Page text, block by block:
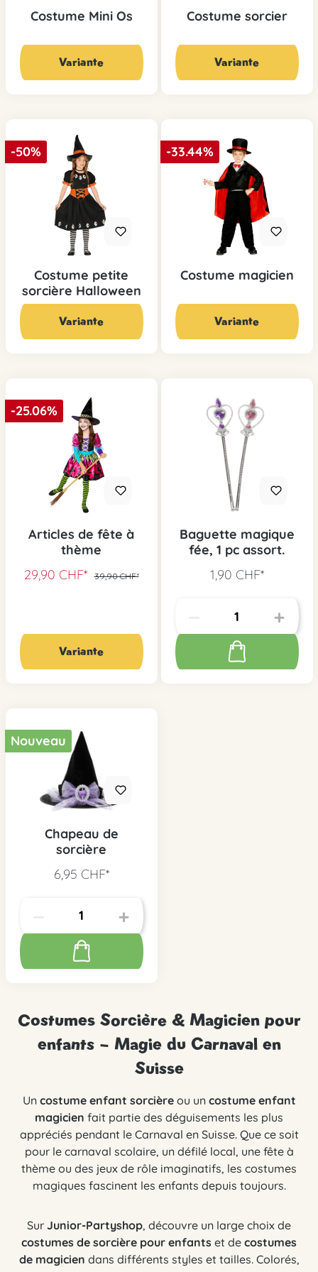
Costume Mini Os
19,90 CHF* 29,90 CHF*
Variante
Costume sorcier
19,90 CHF* 29,90 CHF*
Variante
-50%
Costume petite
sorcière Halloween
14,95 CHF* 29,90 CHF*
Variante
-33.44%
Costume magicien
19,90 CHF* 29,90 CHF*
Variante
-25.06%
Articles de fête à
thème
29,90 CHF*
39,90 CHF*
Variante
Baguette magique
fée, 1 pc assort.
1,90 CHF*
Nouveau
Chapeau de
sorcière
6,95 CHF*
Costumes Sorcière & Magicien pour
enfants – Magie du Carnaval en
Suisse
Un costume enfant sorcièreou un costume enfant
magicien fait partie des déguisements les plus
appréciés pendant le Carnaval en Suisse. Que ce soit
pour le carnaval scolaire, un défilé local, une fête à
thème ou des jeux de rôle imaginatifs, les costumes
magiques fascinent les enfants depuis toujours.
Sur Junior-Partyshop, découvre un large choix de
costumes de sorcière pour enfants et de costumes
de magicien dans différents styles et tailles. Colorés,